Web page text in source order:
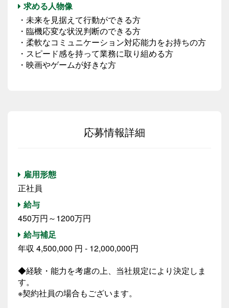
求める人物像
・未来を見据えて行動ができる方
・臨機応変な状況判断のできる方
・柔軟なコミュニケーション対応能力をお持ちの方
・スピード感を持って業務に取り組める方
・映画やゲームが好きな方
応募情報詳細
雇用形態
正社員
給与
450万円～1200万円
給与補足
年収 4,500,000 円 - 12,000,000円
◆経験・能力を考慮の上、当社規定により決定しま
す。
※契約社員の場合もございます。